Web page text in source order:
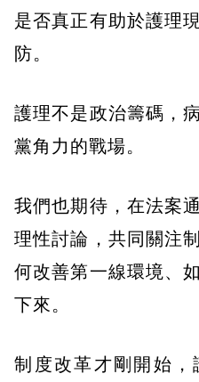
是否真正有助於護理
防。
護理不是政治籌碼，
黨角力的戰場。
我們也期待，在法案
理性討論，共同關注
何改善第一線環境、
下來。
制度改革才剛開始